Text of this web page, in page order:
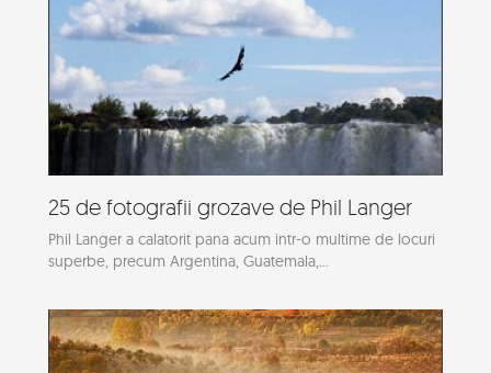
25 de fotografii grozave de Phil Langer
Phil Langer a calatorit pana acum intr-o multime de locuri
superbe, precum Argentina, Guatemala,...